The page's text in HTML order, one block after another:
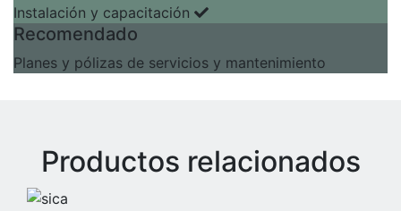
Instalación y capacitación
Recomendado
Planes y pólizas de servicios y mantenimiento
Productos relacionados